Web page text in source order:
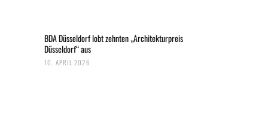
BDA Düsseldorf lobt zehnten „Architekturpreis
Düsseldorf“ aus
10. APRIL 2026